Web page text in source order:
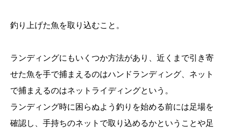
釣り上げた魚を取り込むこと。
ランディングにもいくつか方法があり、近くまで引き寄
せた魚を手で捕まえるのはハンドランディング、ネット
で捕まえるのはネットライディングという。
ランディング時に困らぬよう釣りを始める前には足場を
確認し、手持ちのネットで取り込めるかということや足